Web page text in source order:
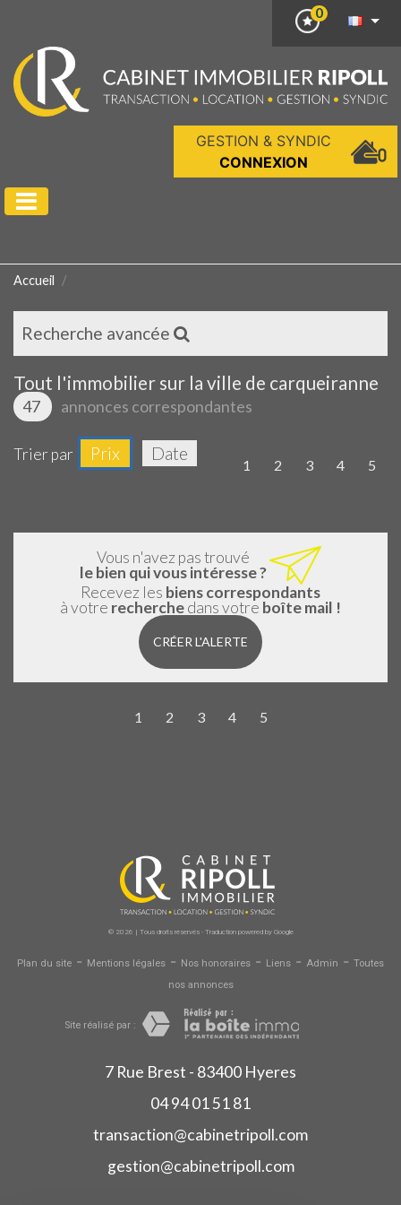
0
GESTION & SYNDIC
CONNEXION
Accueil
Recherche avancée
Tout l'immobilier sur la ville de carqueiranne
47 annonces correspondantes
Trier par Prix Date
1 2 3 4 5
Vous n'avez pas trouvé
le bien qui vous intéresse ?
Recevez les biens correspondants
à votre recherchedans votre boîte mail !
CRÉER L'ALERTE
1 2 3 4 5
© 2026 | Tous droits réservés - Traduction powered by Google
Plan du site - Mentions légales - Nos honoraires - Liens - Admin - Toutes
nos annonces
Site réalisé par :
7 Rue Brest - 83400 Hyeres
04 94 01 51 81
transaction@cabinetripoll.com
gestion@cabinetripoll.com